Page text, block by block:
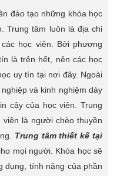
đào tạo những khóa học
Trung tâm luôn là địa chỉ
học viên. Bởi phương
là trên hết, nên các học
uy tín tại nơi đây. Ngoài
và kinh nghiệm dày
cậy của học viên. Trung
là người chèo thuyền
Trung tâm thiết kế tại
mọi người. Khóa học sẽ
dụng, tính năng của phần